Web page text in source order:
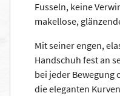
Fusseln, keine
makellose,
Mit seiner engen,
Handschuh fest an
bei jeder Bewegung
die eleganten